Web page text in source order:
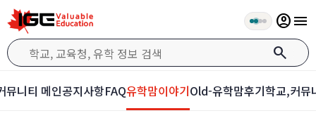
search
account_circlemenu
뮤니티 메인공지사항FAQ유학맘이야기Old-유학맘후기학교,커뮤